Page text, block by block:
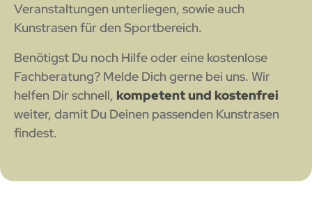
Veranstaltungen unterliegen, sowie auch
Kunstrasen für den Sportbereich.
Benötigst Du noch Hilfe oder eine kostenlose
Fachberatung? Melde Dich gerne bei uns. Wir
helfen Dir schnell, kompetent und kostenfrei
weiter, damit Du Deinen passenden Kunstrasen
findest.